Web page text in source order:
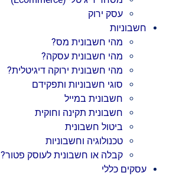
עסק ירוק
חשבוניות
מהי חשבונית מס?
מהי חשבונית עסקה?
מהי חשבונית ירוקה דיגיטלית?
סוגי חשבוניות ותפקידם
חשבונית במייל
חשבונית תקינה וחוקית
ביטול חשבונית
טכנולוגיה וחשבוניות
קבלה או חשבונית לעוסק פטור?
עסקים כללי